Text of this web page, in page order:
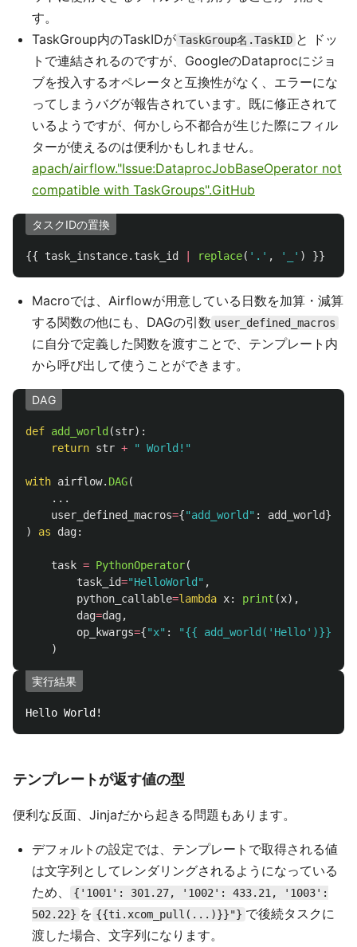
す。
TaskGroup内のTaskIDが TaskGroup名.TaskID と ドッ
トで連結されるのですが、GoogleのDataprocにジョ
ブを投入するオペレータと互換性がなく、エラーにな
ってしまうバグが報告されています。既に修正されて
いるようですが、何かしら不都合が生じた際にフィル
ターが使えるのは便利かもしれません。
apach/airflow."Issue:DataprocJobBaseOperator not
compatible with TaskGroups".GitHub
タスクIDの置換
{{ task_instance. task_id replace( ' . ' , ' ' ) }}
Macroでは、Airflowが用意している日数を加算・減算
する関数の他にも、DAGの引数 user_defined_macros
に自分で定義した関数を渡すことで、テンプレート内
から呼び出して使うことができます。
DAG
def add_world (str):
return str + " World! "
with airflow. DAG(
...
user_defined_macros={"add_world " : add_world},
)
as dag:
task = PythonOperator(
task_id="HelloWorld " ,
python_callable=lambda x: print (x),
dag=dag,
op_kwargs={"x" : "{{ add_world( ' Hello' )}}
)
実行結果
テンプレートが返す値の型
便利な反面、Jinjaだから起きる問題もあります。
デフォルトの設定では、テンプレートで取得される値
は文字列としてレンダリングされるようになっている
ため、
{'1001': 301.27, '1002': 433.21, '1003':
502.22} を {{ti.xcom_pull(...)}}"} で後続タスクに
渡した場合、文字列になります。